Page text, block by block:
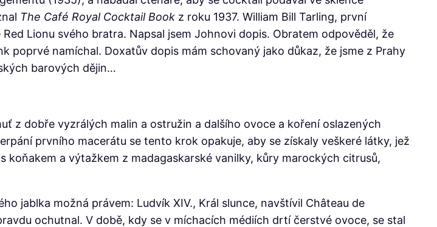
The Café Royal Cocktail Book z roku 1937. William Bill Tarling, první
Lionu svého bratra. Napsal jsem Johnovi dopis. Obratem odpověděl, že
poprvé namíchal. Doxatův dopis mám schovaný jako důkaz, že jsme z Prahy
barových dějin…
z dobře vyzrálých malin a ostružin a dalšího ovoce a koření oslazených
prvního macerátu se tento krok opakuje, aby se získaly veškeré látky, jež
a výtažkem z madagaskarské vanilky, kůry marockých citrusů,
jablka možná právem: Ludvík XIV., Král slunce, navštívil Château de
ochutnal. V době, kdy se v míchacích médiích drtí čerstvé ovoce, se stal